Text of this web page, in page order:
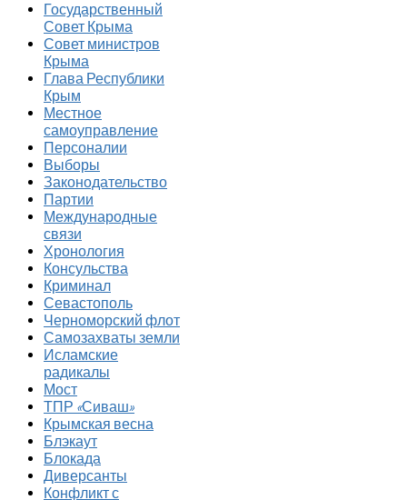
Государственный
Совет Крыма
Совет министров
Крыма
Глава Республики
Крым
Местное
самоуправление
Персоналии
Выборы
Законодательство
Партии
Международные
связи
Хронология
Консульства
Криминал
Севастополь
Черноморский флот
Самозахваты земли
Исламские
радикалы
Мост
ТПР «Сиваш»
Крымская весна
Блэкаут
Блокада
Диверсанты
Конфликт с